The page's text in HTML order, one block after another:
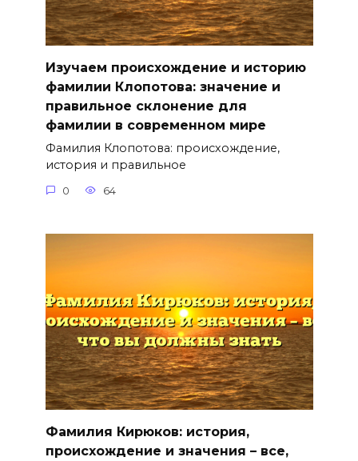
Изучаем происхождение и историю
фамилии Клопотова: значение и
правильное склонение для
фамилии в современном мире
Фамилия Клопотова: происхождение,
история и правильное
0 64
Фамилия Кирюков: история,
происхождение и значения – все,